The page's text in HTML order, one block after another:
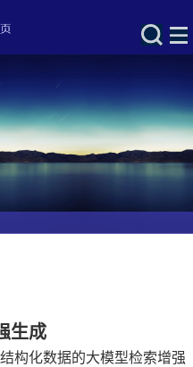
生成
构化数据的大模型检索增强